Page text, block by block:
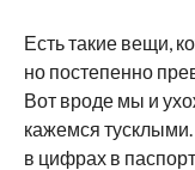
Есть такие вещи,
но постепенно
Вот вроде мы и
кажемся
в цифрах в